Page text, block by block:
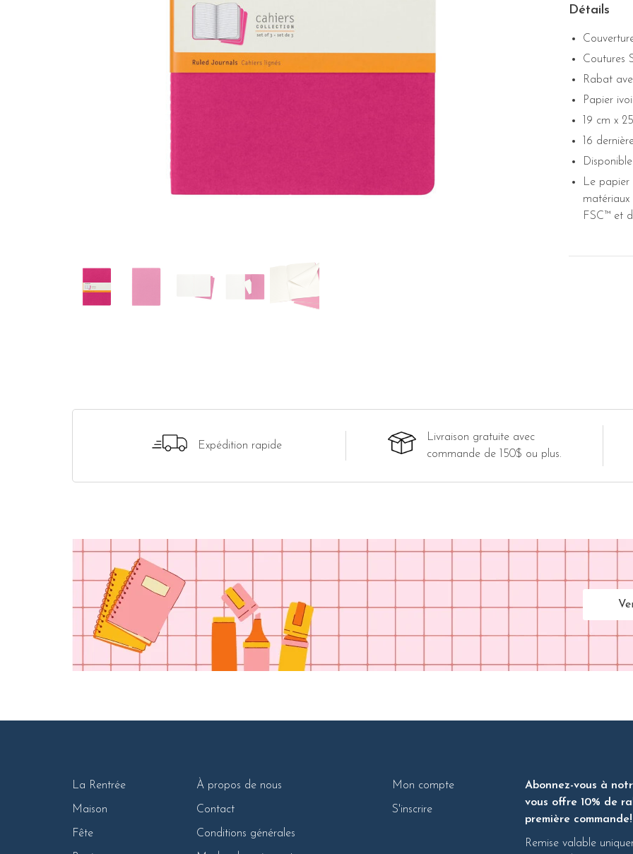
Détails
Coutures
Rabat
Papier
19 cm x
16
Le
FSC™ et
Expédition rapide
Livraison gratuite avec
commande de 150$ ou plus.
La Rentrée
Maison
Fête
À propos de nous
Contact
Conditions générales
Mon compte
S'inscrire
Abonnez-vous à
vous offre 10% de
première commande!
Remise valable